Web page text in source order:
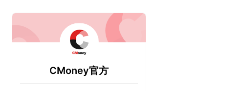
CMoney官方